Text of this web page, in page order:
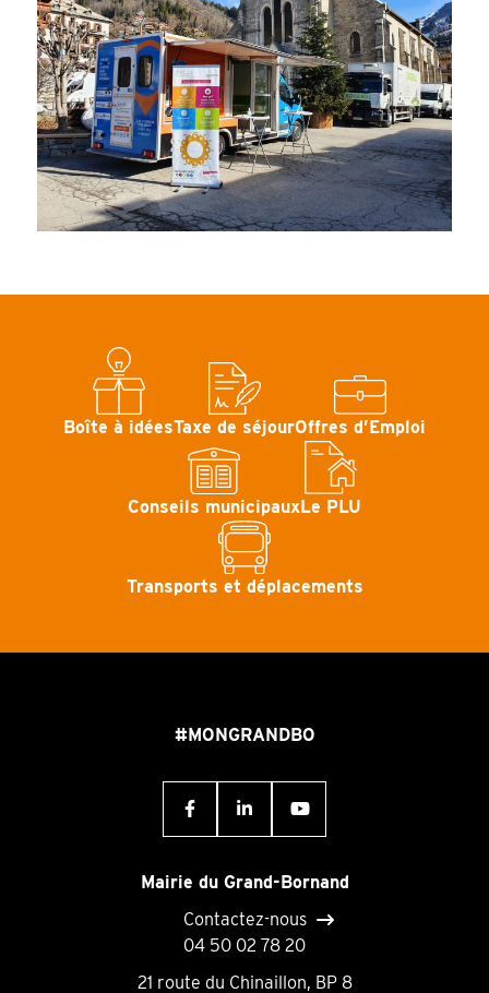
Boîte à idéesTaxe de séjourOffres d’Emploi
Conseils municipauxLe PLU
Transports et déplacements
#MONGRANDBO
Mairie du Grand-Bornand
Contactez-nous
04 50 02 78 20
21 route du Chinaillon, BP 8